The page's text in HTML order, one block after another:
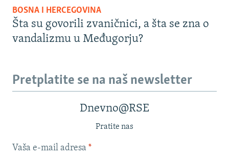
BOSNA I HERCEGOVINA
Šta su govorili zvaničnici, a šta se zna o
vandalizmu u Međugorju?
Pretplatite se na naš newsletter
Dnevno@RSE
Pratite nas
Vaša e-mail adresa *